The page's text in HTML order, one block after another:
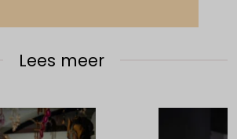
Lees meer